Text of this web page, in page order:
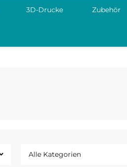
3D-Drucke Zubehör
Alle Kategorien